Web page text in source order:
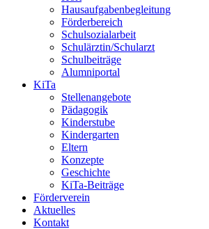
Hausaufgabenbegleitung
Förderbereich
Schulsozialarbeit
Schulärztin/Schularzt
Schulbeiträge
Alumniportal
KiTa
Stellenangebote
Pädagogik
Kinderstube
Kindergarten
Eltern
Konzepte
Geschichte
KiTa-Beiträge
Förderverein
Aktuelles
Kontakt